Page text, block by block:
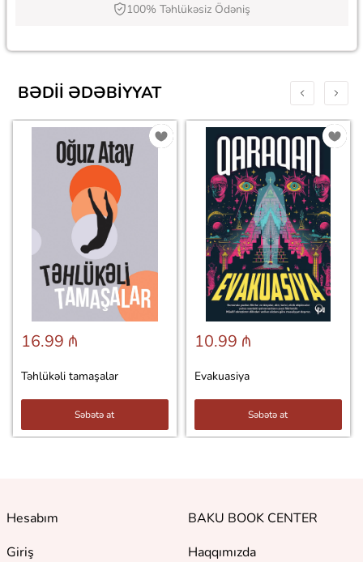
100% Təhlükəsiz Ödəniş
BƏDII ƏDƏBIYYAT
16.99 ₼
Təhlükəli tamaşalar
Səbətə at
10.99 ₼
Evakuasiya
Səbətə at
Hesabım
Giriş
BAKU BOOK CENTER
Haqqımızda